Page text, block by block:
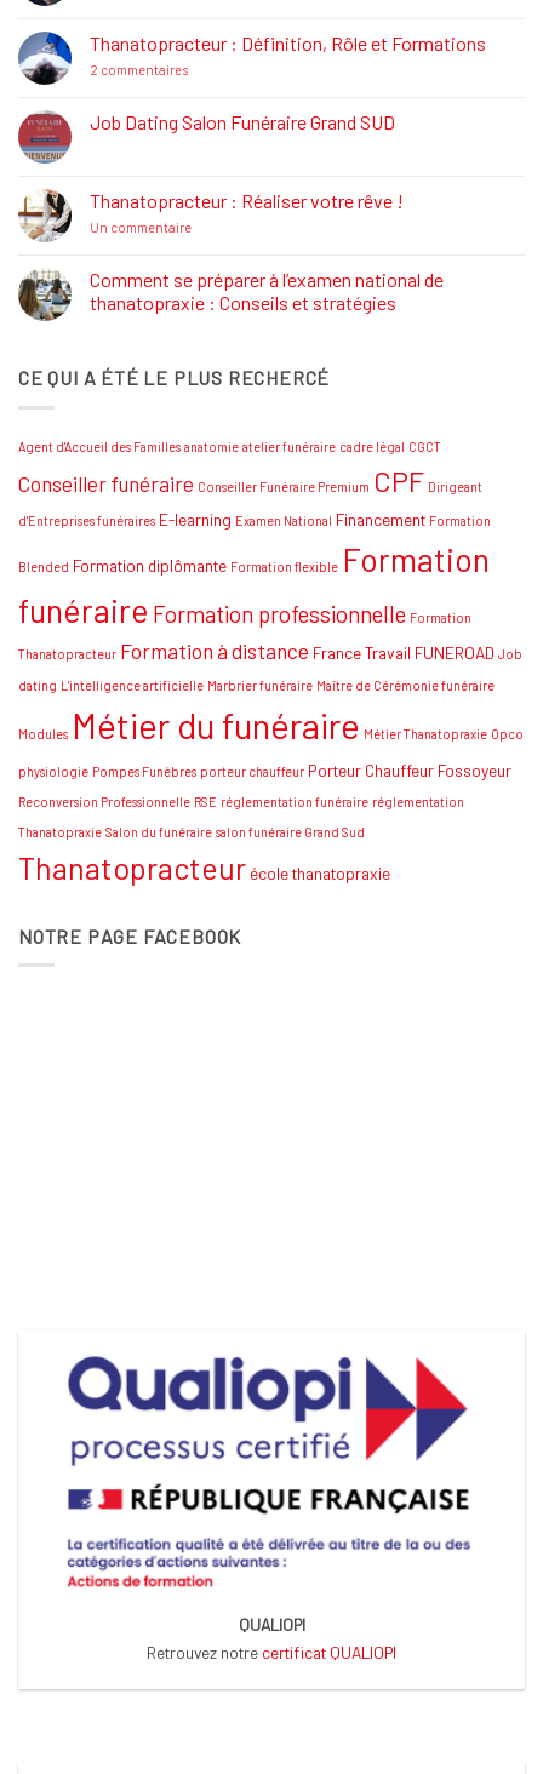
La
Réglementation
Funéraire
Thanatopracteur : Définition, Rôle et Formations
2 commentairessur
Définition,
Rôle
Job Dating Salon Funéraire Grand SUD
Job
Dating
Salon
SUD
Thanatopracteur : Réaliser votre rêve !
Un commentairesur
Réaliser
votre
rêve
Comment se préparer à l’examen national de
thanatopraxie : Conseils et stratégies
Comment
se
national
thanatopraxie
Conseils
CE QUI A ÉTÉ LE PLUS RECHERCÉ
Agent d'Accueil des Familles anatomie atelier funéraire cadre légal CGCT
Conseiller funéraire Conseiller Funéraire Premium CPF Dirigeant
d'Entreprises funéraires E-learning Examen National Financement Formation
Blended Formation diplômante Formation flexible Formation
funéraire Formation professionnelle Formation
Thanatopracteur Formation à distance France Travail FUNEROAD Job
dating L'intelligence artificielle Marbrier funéraire Maître de Cérémonie funéraire
Modules Métier du funéraire Métier Thanatopraxie Opco
physiologie Pompes Funèbres porteur chauffeur Porteur Chauffeur Fossoyeur
Reconversion Professionnelle RSE réglementation funéraire réglementation
Thanatopraxie Salon du funéraire salon funéraire Grand Sud
Thanatopracteur école thanatopraxie
NOTRE PAGE FACEBOOK
QUALIOPI
Retrouvez notre certificat QUALIOPI